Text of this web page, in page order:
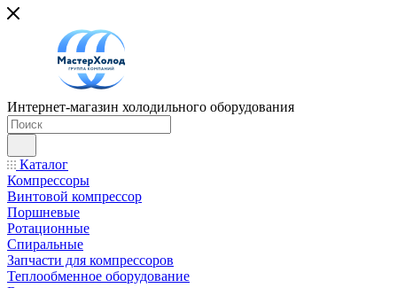
Интернет-магазин холодильного оборудования
Каталог
Компрессоры
Винтовой компрессор
Поршневые
Ротационные
Спиральные
Запчасти для компрессоров
Теплообменное оборудование